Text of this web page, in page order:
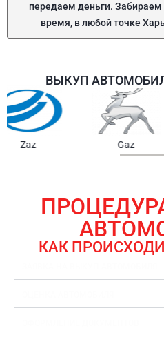
передаем деньги. Забираем
время, в любой точке
ВЫКУП
Samsung
КАК